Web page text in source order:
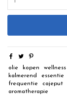
olie kopen wellness
kalmerend
essentie
frequentie
cajeput
aromatherapie